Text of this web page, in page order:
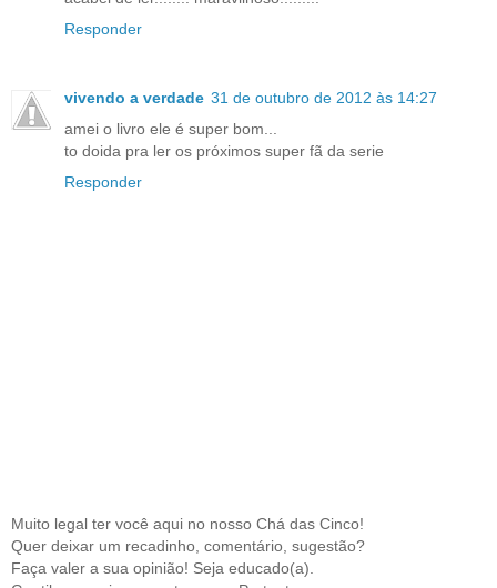
Responder
vivendo a verdade 31 de outubro de 2012 às 14:27
amei o livro ele é super bom...
to doida pra ler os próximos super fã da serie
Responder
Muito legal ter você aqui no nosso Chá das Cinco!
Quer deixar um recadinho, comentário, sugestão?
Faça valer a sua opinião! Seja educado(a).